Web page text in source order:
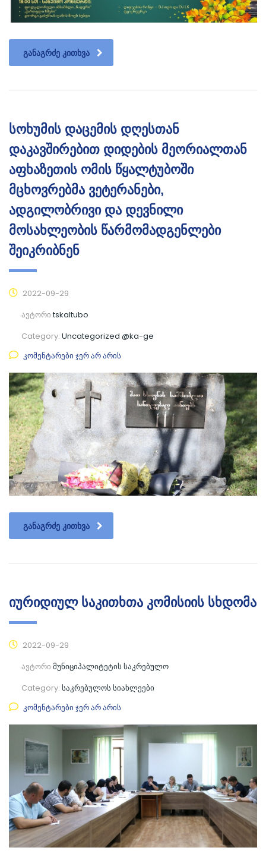
ᲒᲐᲜᲐᲒᲠᲫᲔ ᲙᲘᲗᲮᲕᲐ
სოხუმის დაცემის დღესთან
დაკავშირებით დიდების მეორიალთან
აფხაზეთის ომის წყალტუბოში
მცხოვრებმა ვეტერანები,
ადგილობრივი და დევნილი
მოსახლეობის წარმომადგენლები
შეიკრიბნენ
2022-09-29
ავტორიtskaltubo
Category: Uncategorized @ka-ge
კომენტარები ჯერ არ არის
ᲒᲐᲜᲐᲒᲠᲫᲔ ᲙᲘᲗᲮᲕᲐ
იურიდიულ საკითხთა კომისიის სხდომა
2022-09-29
ავტორი მუნიციპალიტეტის საკრებულო
Category: საკრებულოს სიახლეები
კომენტარები ჯერ არ არის